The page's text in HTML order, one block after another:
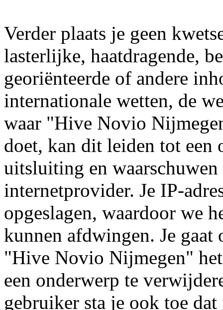
Verder plaats je geen
lasterlijke, haatdragende,
georiënteerde of andere
internationale wetten, de
waar "Hive Novio
doet, kan dit leiden tot een
uitsluiting en
internetprovider. Je IP-
opgeslagen, waardoor we
kunnen afdwingen. Je
"Hive Novio Nijmegen"
een onderwerp te
gebruiker sta je ook toe